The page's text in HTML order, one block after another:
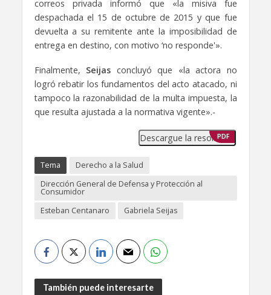
correos privada informó que «la misiva fue
despachada el 15 de octubre de 2015 y que fue
devuelta a su remitente ante la imposibilidad de
entrega en destino, con motivo ‘no responde'».
Finalmente, Seijas concluyó que «la actora no
logró rebatir los fundamentos del acto atacado, ni
tampoco la razonabilidad de la multa impuesta, la
que resulta ajustada a la normativa vigente».-
Descargue la resolución
PDF
Tema
Derecho a la Salud
Dirección General de Defensa y Protección al
Consumidor
Esteban Centanaro
Gabriela Seijas
También puede interesarte